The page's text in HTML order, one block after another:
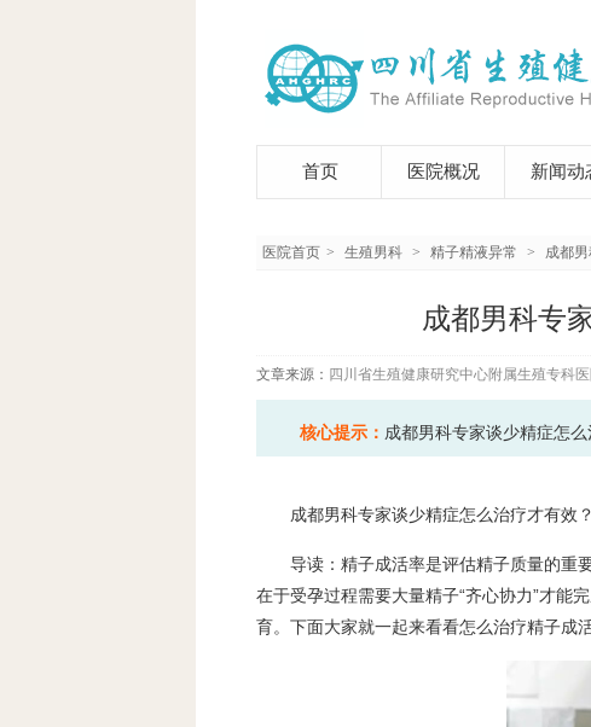
首页 医院概况 新闻动
医院首页 > 生殖男科 > 精子精液异常 > 成都
成都男科专
文章来源： 四川省生殖健康研究中心附属生殖专科
核心提示： 成都男科专家谈少精症怎么
成都男科专家谈少精症怎么治疗才有效？
导读：精子成活率是评估精子质量的重
在于受孕过程需要大量精子“齐心协力”才能
育。下面大家就一起来看看怎么治疗精子成